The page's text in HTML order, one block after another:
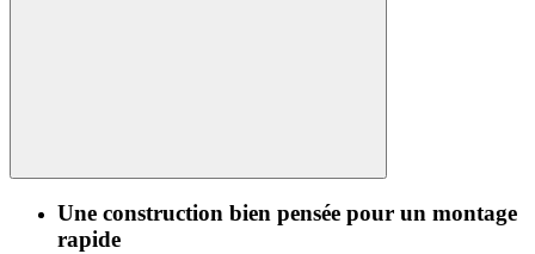
Une construction bien pensée pour un montage
rapide